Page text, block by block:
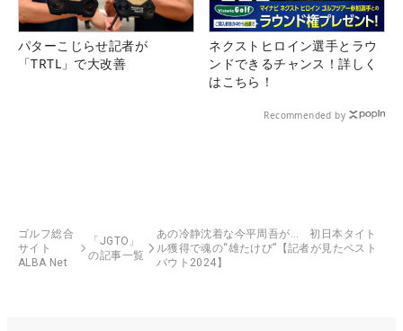
パターこじらせ記者が
「TRTL」で大改善
ネクストヒロイン選手とラウ
ンドできるチャンス！詳しく
はこちら！
Recommended by
ゴルフ総合
サイト
ALBA Net
「JGTO」
の記事一覧
あの冷静沈着な今平周吾が… 初日本タイト
ル獲得で魂の“雄たけび”【記者が見たベスト
バウト2024】